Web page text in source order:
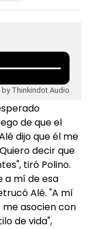
by Thinkindot Audio
de que el
dijo que él me
decir que
tiró Polino.
a mí de esa
Alé. "A mí
me asocien con
de vida",